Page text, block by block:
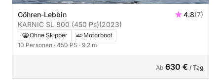
Göhren-Lebbin 4.8(7)
KARNIC SL 800 (450 Ps)(2023)
Ohne Skipper
Motorboot
10 Personen · 450 PS · 9.2 m
Ab 630 € / Tag